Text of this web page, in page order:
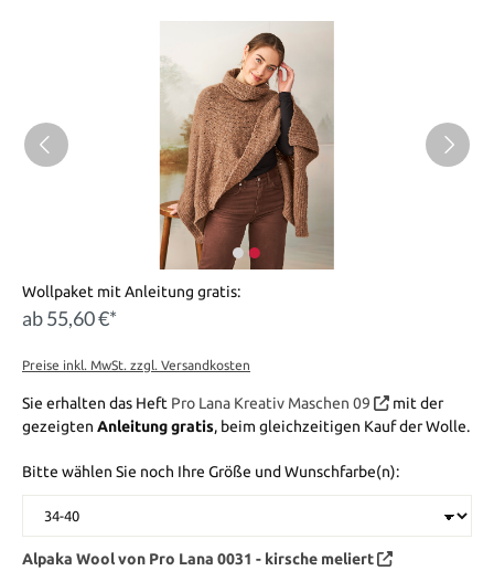
Wollpaket mit Anleitung gratis:
ab 55,60 €*
Preise inkl. MwSt. zzgl. Versandkosten
Sie erhalten das Heft Pro Lana Kreativ Maschen 09
mit der
gezeigten Anleitung gratis, beim gleichzeitigen Kauf der Wolle.
Bitte wählen Sie noch Ihre Größe und Wunschfarbe(n):
Alpaka Wool von Pro Lana 0031 - kirsche meliert